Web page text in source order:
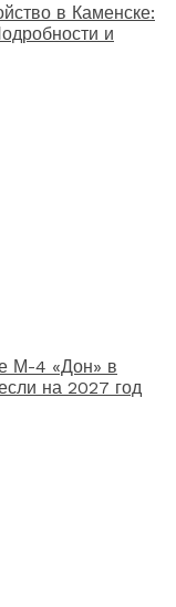
в Каменске:
и
М-4 «Дон» в
на 2027 год